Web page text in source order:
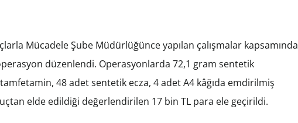
Mücadele Şube Müdürlüğünce yapılan çalışmalar kapsamında
düzenlendi. Operasyonlarda 72,1 gram sentetik
48 adet sentetik ecza, 4 adet A4 kâğıda emdirilmiş
elde edildiği değerlendirilen 17 bin TL para ele geçirildi.